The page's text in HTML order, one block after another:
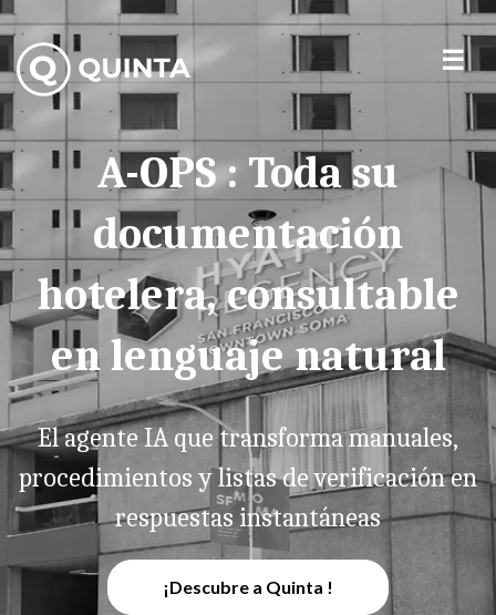
A-OPS : Toda su
documentación
hotelera, consultable
en lenguaje natural
El agente IA que transforma manuales,
procedimientos y listas de verificación en
respuestas instantáneas
¡Descubre a Quinta !